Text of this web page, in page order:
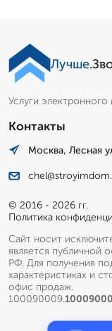
Лучше
Услуги электронного
Контакты
Москва, Лесная
© 2016 - 2026 гг.
Политика
Сайт носит
является публичной
РФ. Для получения
характеристиках и
офис продаж.
100090009.